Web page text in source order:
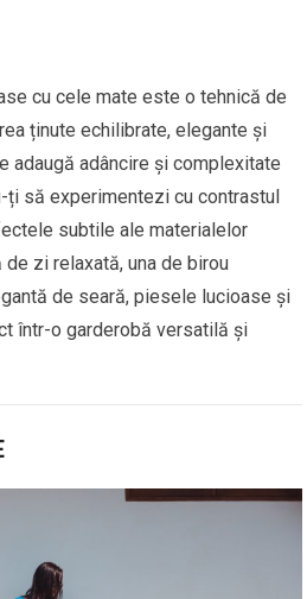
cu cele mate este o tehnică de
ținute echilibrate, elegante și
adaugă adâncire și complexitate
ți să experimentezi cu contrastul
subtile ale materialelor
zi relaxată, una de birou
de seară, piesele lucioase și
într-o garderobă versatilă și